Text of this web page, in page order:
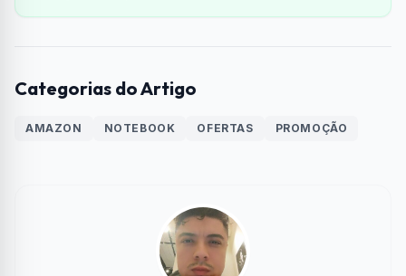
Categorias do Artigo
AMAZON NOTEBOOK OFERTAS PROMOÇÃO